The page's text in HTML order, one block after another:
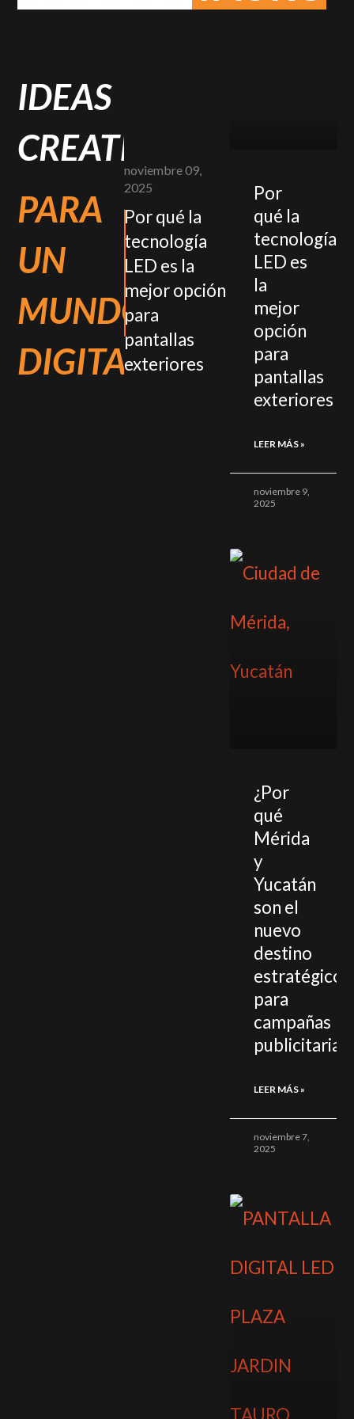
IDEAS
CREATIVAS
PARA
UN
MUNDO
DIGITAL
noviembre 09,
2025
Por qué la
tecnología
LED es la
mejor opción
para
pantallas
exteriores
Por
qué la
tecnología
LED es
la
mejor
opción
para
pantallas
exteriores
LEER MÁS »
noviembre 9,
2025
¿Por
qué
Mérida
y
Yucatán
son el
nuevo
destino
estratégico
para
campañas
LEER MÁS »
noviembre 7,
2025